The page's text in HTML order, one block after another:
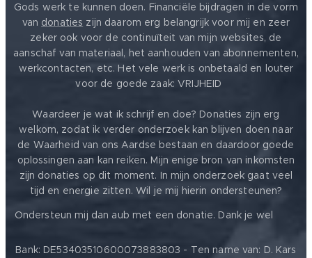
Gods werk te kunnen doen. Financiële bijdragen in de vorm
van donaties zijn daarom erg belangrijk voor mij en zeer
zeker ook voor de continuïteit van mijn websites, de
aanschaf van materiaal, het aanhouden van abonnementen,
werkcontacten, etc. Het vele werk is onbetaald en louter
voor de goede zaak: VRIJHEID ❤️
Waardeer je wat ik schrijf en doe? Donaties zijn erg
welkom, zodat ik verder onderzoek kan blijven doen naar
de Waarheid van ons Aardse bestaan en daardoor goede
oplossingen aan kan reiken. Mijn enige bron van inkomsten
zijn donaties op dit moment. In mijn onderzoek gaat veel
tijd en energie zitten. Wil je mij hierin ondersteunen?
Ondersteun mij dan aub met een donatie. Dank je wel
Bank: DE53403510600073883803 - Ten name van: D. Kars